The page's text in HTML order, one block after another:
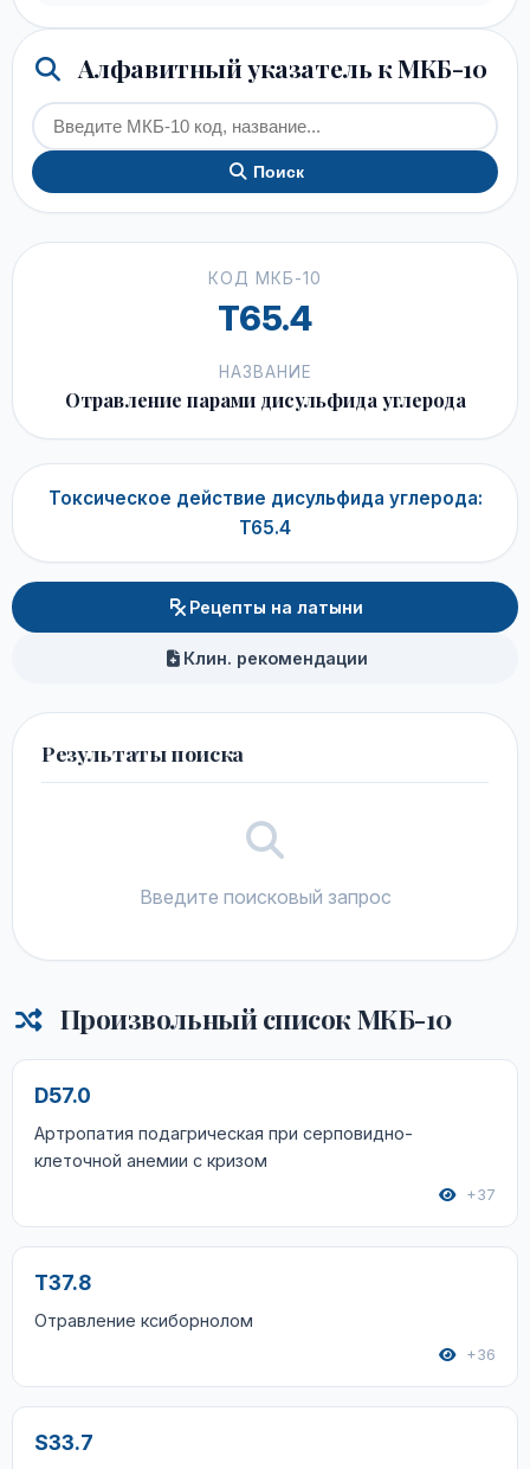
Алфавитный указатель к МКБ-10
Поиск
КОД МКБ-10
T65.4
НАЗВАНИЕ
Отравление парами дисульфида углерода
Токсическое действие дисульфида углерода:
T65.4
Рецепты на латыни
Клин. рекомендации
Результаты поиска
Введите поисковый запрос
Произвольный список МКБ-10
D57.0
Артропатия подагрическая при серповидно-
клеточной анемии с кризом
+37
T37.8
Отравление ксиборнолом
+36
S33.7